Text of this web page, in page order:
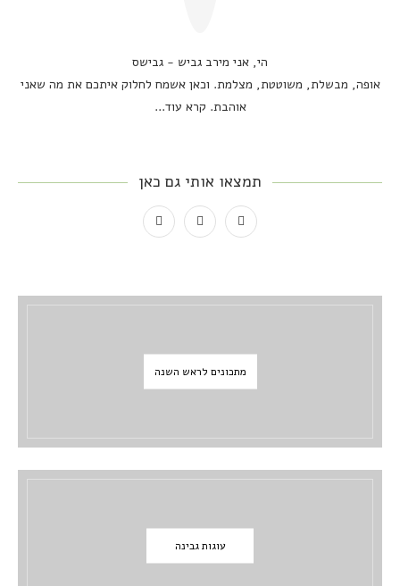
הי, אני מירב גביש - גבישס
אופה, מבשלת, משוטטת, מצלמת. וכאן אשמח לחלוק איתכם את מה שאני
אוהבת. קרא עוד...
תמצאו אותי גם כאן
מתכונים לראש השנה
עוגות גבינה